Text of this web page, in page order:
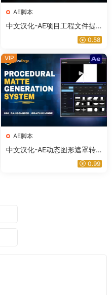
AE脚本
中文汉化-AE项目工程文件提
取脚本 Pluck V1.5.0 + 使用教
0.58
AE脚本
中文汉化-AE动态图形遮罩转
场生成脚本 AlphaForge v1.0.1
0.99
VIP